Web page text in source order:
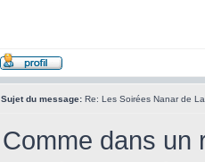
Sujet du message: Re: Les Soirées Nanar de
Comme dans un